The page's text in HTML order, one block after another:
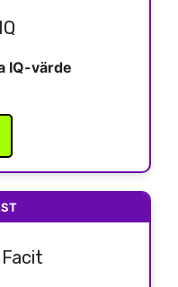
IQ-värde